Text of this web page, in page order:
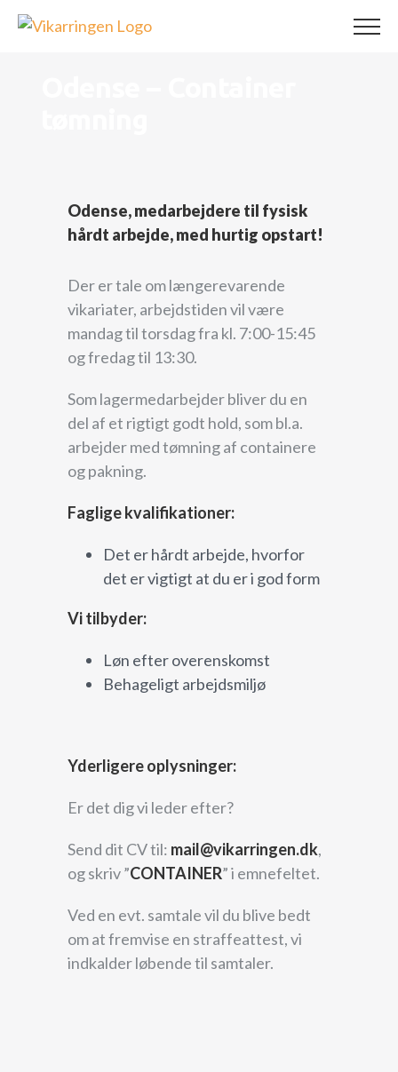
Skip
Odense, medarbejdere til fysisk
hårdt arbejde, med hurtig opstart!
Der er tale om længerevarende
vikariater, arbejdstiden vil være
mandag til torsdag fra kl. 7:00-15:45
og fredag til 13:30.
Som lagermedarbejder bliver du en
del af et rigtigt godt hold, som bl.a.
arbejder med tømning af containere
og pakning.
Faglige kvalifikationer:
Det er hårdt arbejde, hvorfor
det er vigtigt at du er i god form
Vi tilbyder:
Løn efter overenskomst
Behageligt arbejdsmiljø
Yderligere oplysninger:
Er det dig vi leder efter?
Send dit CV til: mail@vikarringen.dk,
og skriv ”CONTAINER” i emnefeltet.
Ved en evt. samtale vil du blive bedt
om at fremvise en straffeattest, vi
indkalder løbende til samtaler.